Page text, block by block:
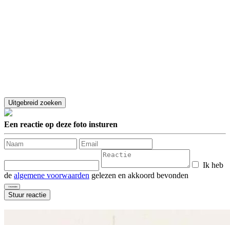
Een reactie op deze foto insturen
Ik heb
de algemene voorwaarden gelezen en akkoord bevonden